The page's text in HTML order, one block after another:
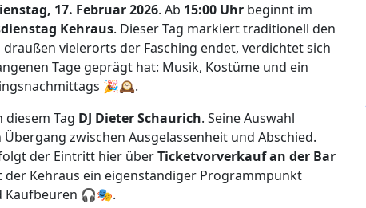
17. Februar 2026. Ab 15:00 Uhr beginnt im
Kehraus. Dieser Tag markiert traditionell den
vielerorts der Fasching endet, verdichtet sich
Tage geprägt hat: Musik, Kostüme und ein
🎉🕰️.
Tag DJ Dieter Schaurich. Seine Auswahl
zwischen Ausgelassenheit und Abschied.
der Eintritt hier überTicketvorverkauf an der Bar
der Kehraus ein eigenständiger Programmpunkt
Kaufbeuren 🎧🎭.